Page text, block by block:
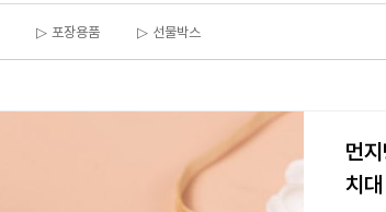
▷ 포장용품 ▷ 선물박스
먼
치대